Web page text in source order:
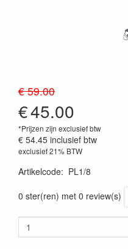
€ 59.00
€45.00
*Prijzen zijn exclusief btw
€ 54.45 inclusief btw
exclusief 21% BTW
Artikelcode: PL1/8
0 ster(ren) met 0 review(s)